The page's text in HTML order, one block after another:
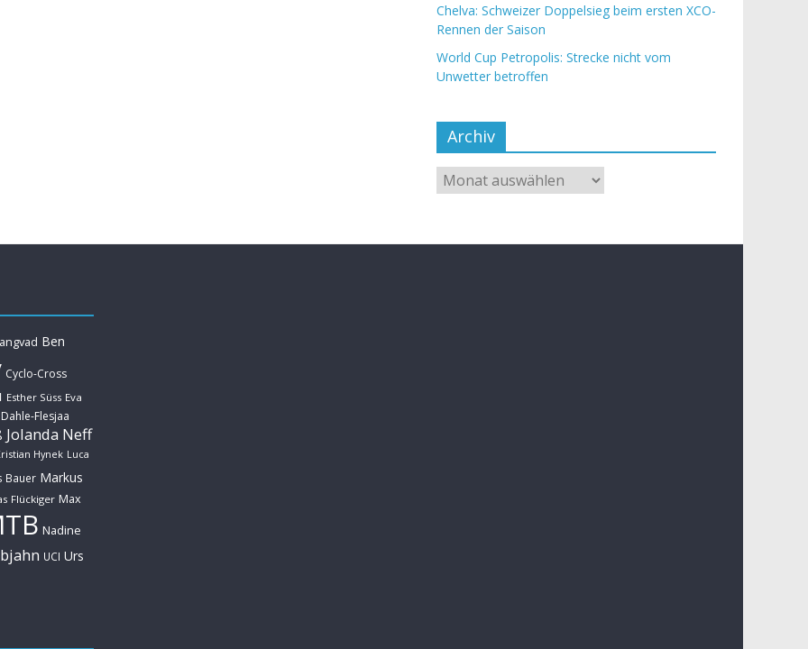
Chelva: Schweizer Doppelsieg beim ersten XCO-
Rennen der Saison
World Cup Petropolis: Strecke nicht vom
Unwetter betroffen
Archiv
Ben
Cyclo-Cross
Esther Süss Eva
Flesjaa
Jolanda Neff
Hynek Luca
Bauer Markus
Flückiger Max
Nadine
UCI Urs